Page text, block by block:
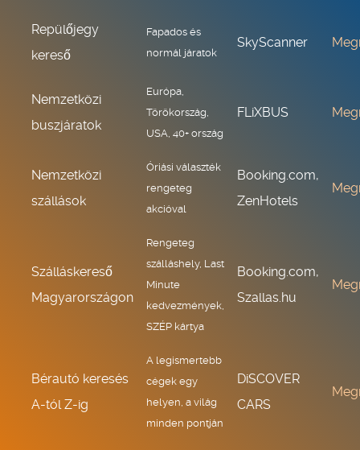
Repülőjegy
kereső
Fapados és
normál járatok
SkyScanner
Nemzetközi
buszjáratok
Európa,
Törökország,
USA, 40+ ország
FLiXBUS
Nemzetközi
szállások
Óriási választék
rengeteg
akcióval
Booking.com,
ZenHotels
Szálláskereső
Magyarországon
Rengeteg
szálláshely, Last
Minute
kedvezmények,
SZÉP kártya
Booking.com,
Szallas.hu
Bérautó keresés
A-tól Z-ig
A legismertebb
cégek egy
helyen, a világ
minden pontján
DiSCOVER
CARS